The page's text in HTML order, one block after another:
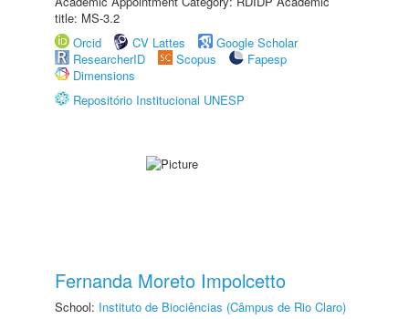
title: MS-3.2
Orcid
CV Lattes
Google Scholar
ResearcherID
Scopus
Fapesp
Dimensions
Repositório Institucional UNESP
Fernanda Moreto Impolcetto
School: Instituto de Biociências (Câmpus de Rio Claro)